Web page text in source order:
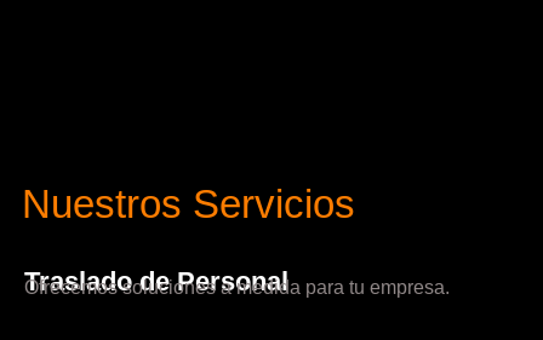
Nuestros Servicios
Traslado de Personal
Ofrecemos soluciones a medida para tu empresa.